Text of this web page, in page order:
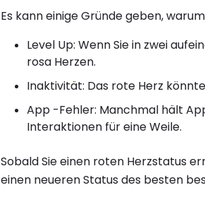
Es kann einige Gründe geben,
Level Up: Wenn Sie in zwei
rosa Herzen.
Inaktivität: Das rote Herz
App -Fehler: Manchmal hält
Interaktionen für eine Weile.
Sobald Sie einen roten Herzstatus
einen neueren Status des besten